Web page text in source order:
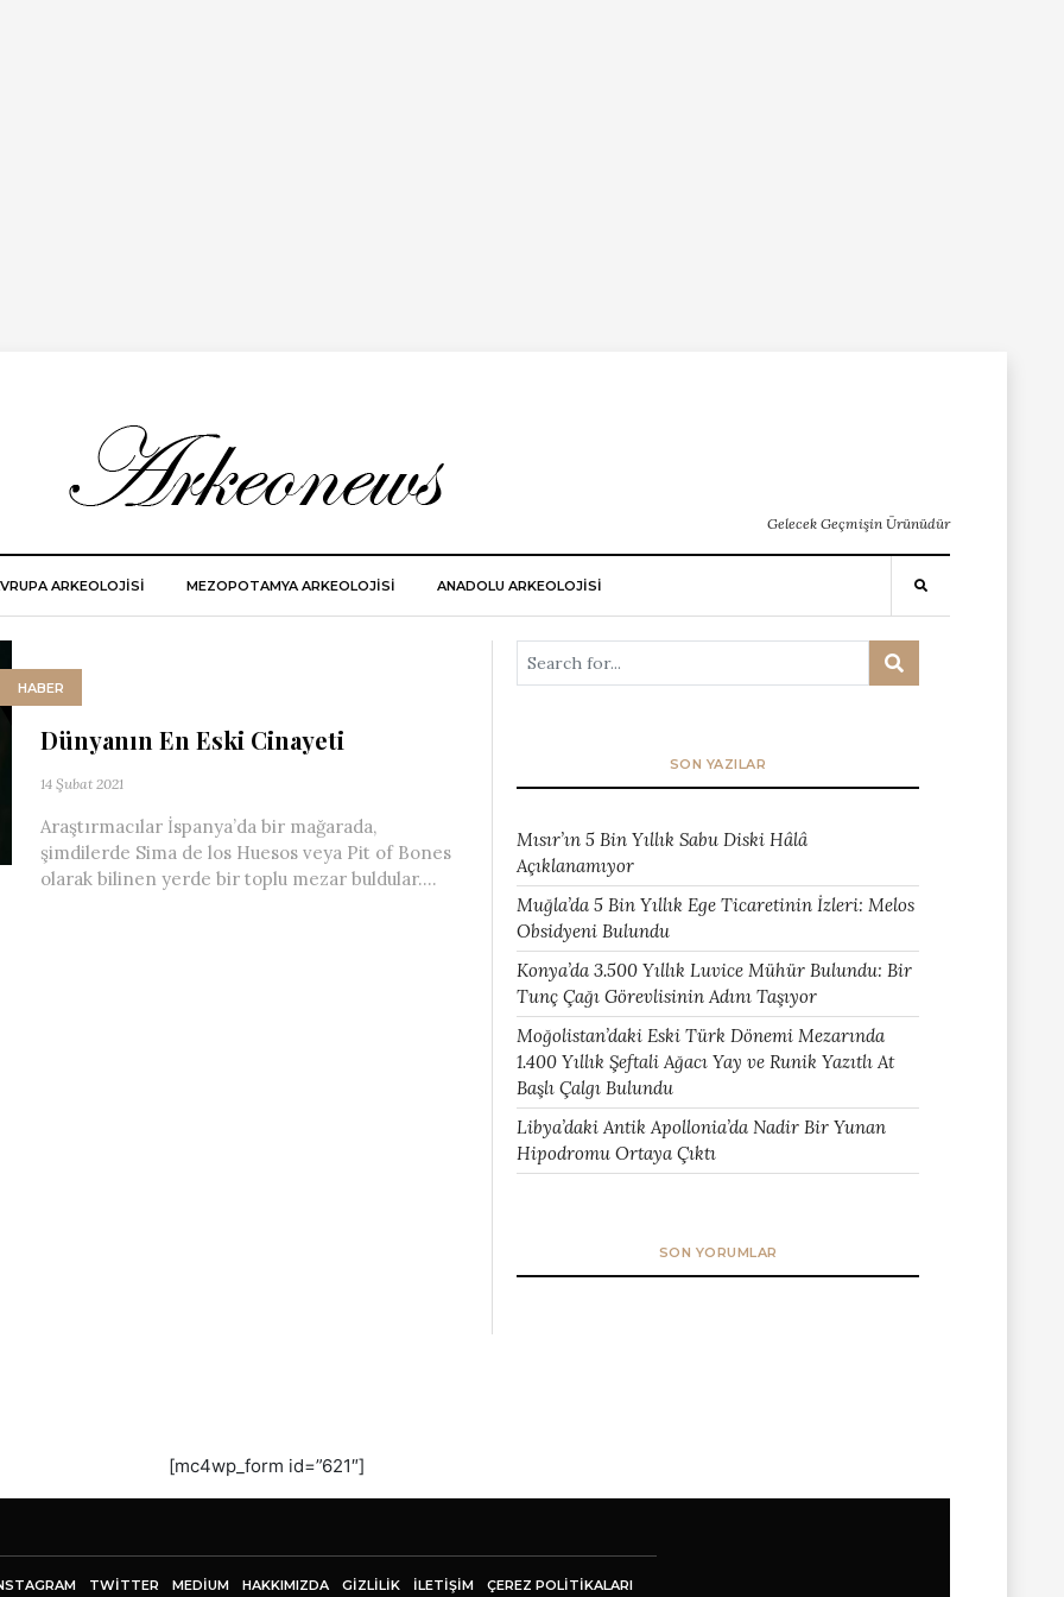
Gelecek Geçmişin Ürünüdür
ARKEOLOJISI MEZOPOTAMYA ARKEOLOJISI ANADOLU ARKEOLOJİSİ
HABER
Dünyanın En Eski Cinayeti
14 Şubat 2021
Araştırmacılar İspanya’da bir mağarada,
şimdilerde Sima de los Huesos veya Pit of Bones
olarak bilinen yerde bir toplu mezar buldular....
SON YAZILAR
Mısır’ın 5 Bin Yıllık Sabu Diski Hâlâ
Açıklanamıyor
Muğla’da 5 Bin Yıllık Ege Ticaretinin İzleri: Melos
Obsidyeni Bulundu
Konya’da 3.500 Yıllık Luvice Mühür Bulundu: Bir
Tunç Çağı Görevlisinin Adını Taşıyor
Moğolistan’daki Eski Türk Dönemi Mezarında
1.400 Yıllık Şeftali Ağacı Yay ve Runik Yazıtlı At
Başlı Çalgı Bulundu
Libya’daki Antik Apollonia’da Nadir Bir Yunan
Hipodromu Ortaya Çıktı
SON YORUMLAR
[mc4wp_form id=”621″]
TWITTER MEDIUM HAKKIMIZDA GİZLİLİK İLETIŞIM ÇEREZ POLITIKALARI